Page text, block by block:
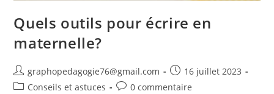
Quels outils pour écrire en
maternelle?
graphopedagogie76@gmail.com
16 juillet 2023
Conseils et astuces
0 commentaire